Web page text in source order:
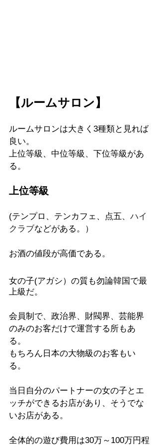
【ルームサロン】
ルームサロンは大きく3種類と見れば
良い。
上位等級、中位等級、下位等級があ
る。
上位等級
(テンプロ、テンカフェ、点五、 ハイ
クラブなどがある。）
お酒の値段が高価である。
女の子(アガシ）の質も勿論韓国で最
上級だ。
会員制で、政治界、財閥界、芸能界
のみのお客だけで運営する所もあ
る。
もちろん日本の大物級のお客もい
る。
当日自分のパートナーの女の子とエ
ッチができるお店があり、そうでな
いお店がある。
全体的の遊び費用は30万～100万円程